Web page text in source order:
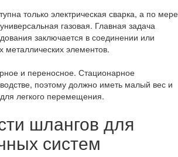
только электрическая сварка, а по мере
газовая. Главная задача
заключается в соединении или
металлических элементов.
и переносное. Стационарное
поэтому должно иметь малый вес и
легкого перемещения.
шлангов для
систем